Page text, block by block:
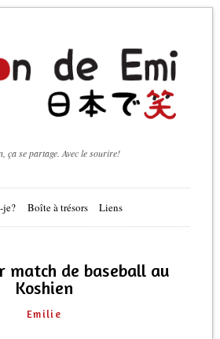
ça se partage. Avec le sourire!
je? Boîte à trésors Liens
match de baseball au
Koshien
Emilie